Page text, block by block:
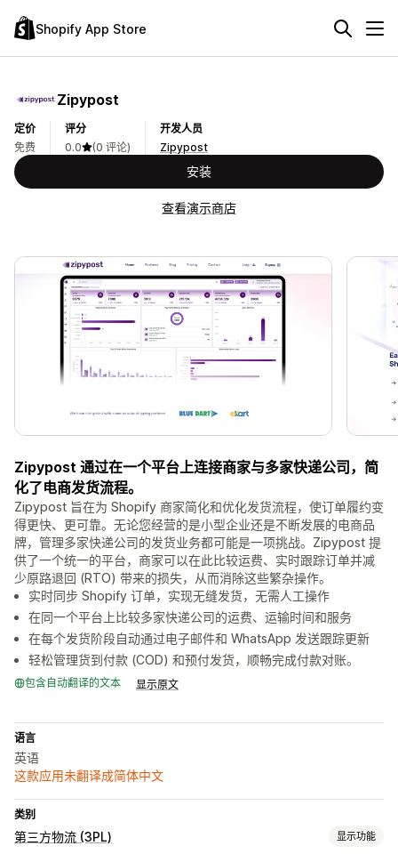
Shopify App Store
Zipypost
定价
免费
评分
0.0
(0 评论)
开发人员
Zipypost
安装
查看演示商店
Zipypost 通过在一个平台上连接商家与多家快递公司，简
化了电商发货流程。
Zipypost 旨在为 Shopify 商家简化和优化发货流程，使订单履约变
得更快、更可靠。无论您经营的是小型企业还是不断发展的电商品
牌，管理多家快递公司的发货业务都可能是一项挑战。Zipypost 提
供了一个统一的平台，商家可以在此比较运费、实时跟踪订单并减
少原路退回 (RTO) 带来的损失，从而消除这些繁杂操作。
实时同步 Shopify 订单，实现无缝发货，无需人工操作
在同一个平台上比较多家快递公司的运费、运输时间和服务
在每个发货阶段自动通过电子邮件和 WhatsApp 发送跟踪更新
轻松管理货到付款 (COD) 和预付发货，顺畅完成付款对账。
包含自动翻译的文本 显示原文
语言
英语
这款应用未翻译成简体中文
类别
第三方物流 (3PL) 显示功能